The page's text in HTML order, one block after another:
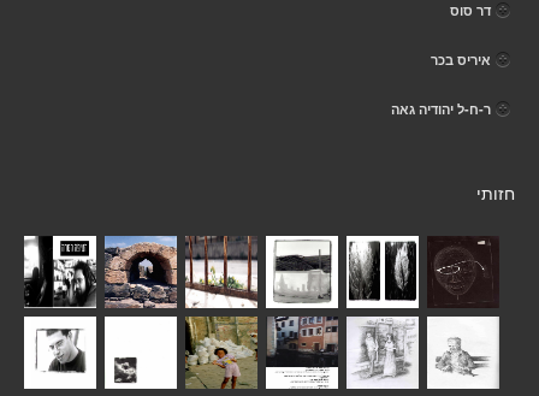
דר סוס
איריס בכר
ר-ח-ל יהודיה גאה
חזותי